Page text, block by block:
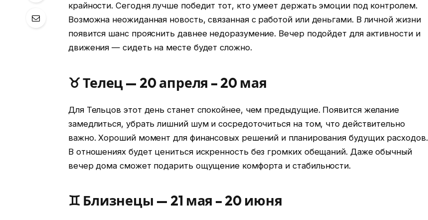
крайности. Сегодня лучше победит тот, кто умеет держать эмоции под контролем.
Возможна неожиданная новость, связанная с работой или деньгами. В личной жизни
появится шанс прояснить давнее недоразумение. Вечер подойдет для активности и
движения — сидеть на месте будет сложно.
♉ Телец — 20 апреля – 20 мая
Для Тельцов этот день станет спокойнее, чем предыдущие. Появится желание
замедлиться, убрать лишний шум и сосредоточиться на том, что действительно
важно. Хороший момент для финансовых решений и планирования будущих расходов.
В отношениях будет цениться искренность без громких обещаний. Даже обычный
вечер дома сможет подарить ощущение комфорта и стабильности.
♊ Близнецы — 21 мая – 20 июня